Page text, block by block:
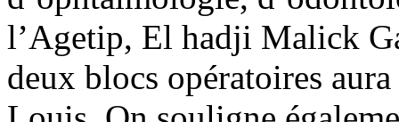
l’Agetip, El hadji Malick
deux blocs opératoires